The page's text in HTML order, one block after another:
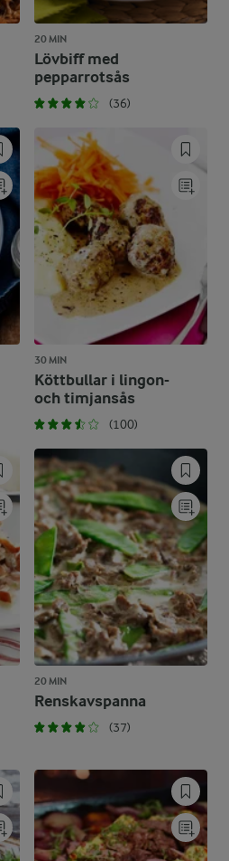
20 MIN
Lövbiff med
pepparrotsås
(36)
30 MIN
Köttbullar i lingon-
och timjansås
(100)
20 MIN
Renskavspanna
(37)